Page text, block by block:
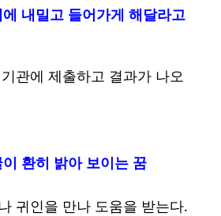
내밀고 들어가게 해달라고
관에 제출하고 결과가 나오
환히 밝아 보이는 꿈
귀인을 만나 도움을 받는다.